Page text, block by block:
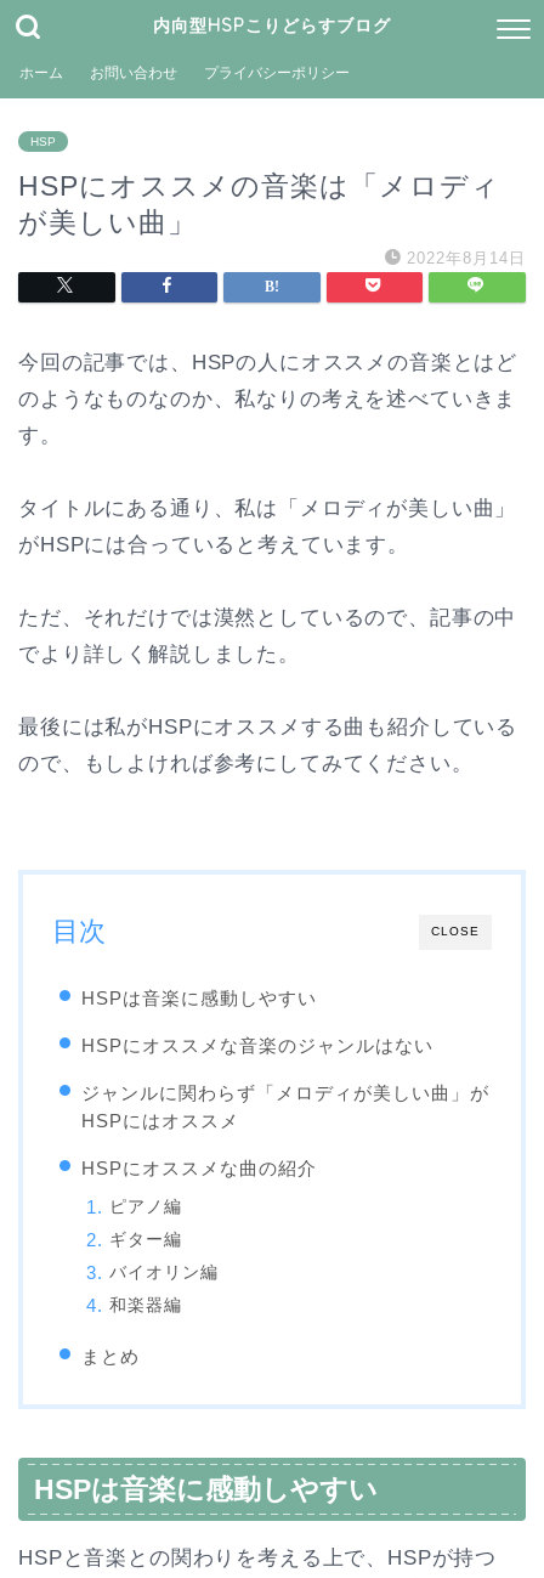
内向型HSPこりどらすブログ
ホーム お問い合わせ プライバシーポリシー
HSP
HSPにオススメの音楽は「メロディ
が美しい曲」
2022年8月14日
今回の記事では、HSPの人にオススメの音楽とはど
のようなものなのか、私なりの考えを述べていきま
す。
タイトルにある通り、私は「メロディが美しい曲」
がHSPには合っていると考えています。
ただ、それだけでは漠然としているので、記事の中
でより詳しく解説しました。
最後には私がHSPにオススメする曲も紹介している
ので、もしよければ参考にしてみてください。
CLOSE
目次
HSPは音楽に感動しやすい
HSPにオススメな音楽のジャンルはない
ジャンルに関わらず「メロディが美しい曲」が
HSPにはオススメ
HSPにオススメな曲の紹介
ピアノ編
ギター編
バイオリン編
和楽器編
まとめ
HSPは音楽に感動しやすい
HSPと音楽との関わりを考える上で、HSPが持つ